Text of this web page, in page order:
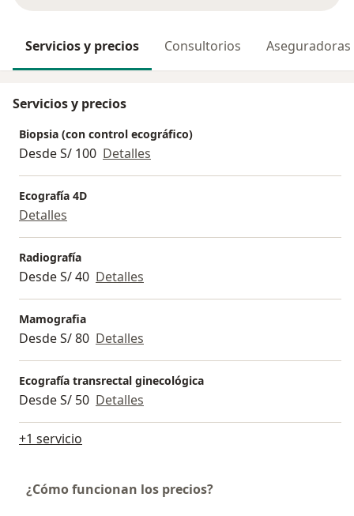
Servicios y precios Consultorios Aseguradoras
Servicios y precios
Biopsia (con control ecográfico)
Desde S/ 100 Detalles
Ecografía 4D
Detalles
Radiografía
Desde S/ 40 Detalles
Mamografia
Desde S/ 80 Detalles
Ecografía transrectal ginecológica
Desde S/ 50 Detalles
+1 servicio
¿Cómo funcionan los precios?